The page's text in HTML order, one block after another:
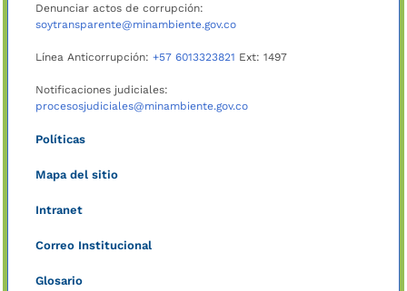
Denunciar actos de corrupción:
soytransparente@minambiente.gov.co
Línea Anticorrupción: +57 6013323821 Ext: 1497
Notificaciones judiciales:
procesosjudiciales@minambiente.gov.co
Políticas
Mapa del sitio
Intranet
Correo Institucional
Glosario